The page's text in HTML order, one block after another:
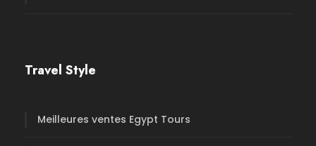
Travel Style
Meilleures ventes Egypt Tours